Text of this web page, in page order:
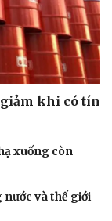
giảm khi có tín
xuống còn
và thế giới